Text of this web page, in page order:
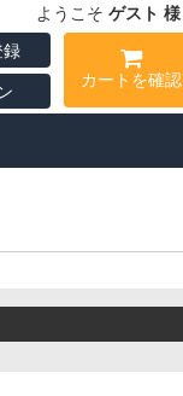
ようこそ ゲスト 様
録
カートを確認